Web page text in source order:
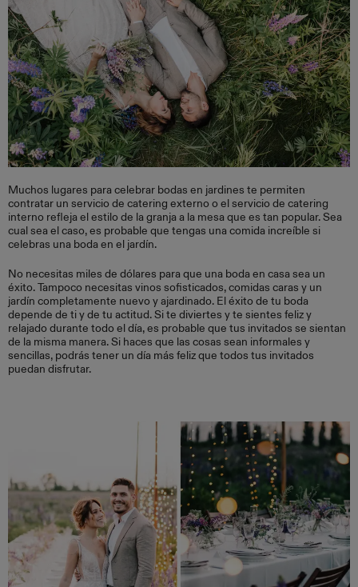
Muchos lugares para celebrar bodas en jardines te permiten
contratar un servicio de catering externo o el servicio de catering
interno refleja el estilo de la granja a la mesa que es tan popular. Sea
cual sea el caso, es probable que tengas una comida increíble si
celebras una boda en el jardín.
No necesitas miles de dólares para que una boda en casa sea un
éxito. Tampoco necesitas vinos sofisticados, comidas caras y un
jardín completamente nuevo y ajardinado. El éxito de tu boda
depende de ti y de tu actitud. Si te diviertes y te sientes feliz y
relajado durante todo el día, es probable que tus invitados se sientan
de la misma manera. Si haces que las cosas sean informales y
sencillas, podrás tener un día más feliz que todos tus invitados
puedan disfrutar.